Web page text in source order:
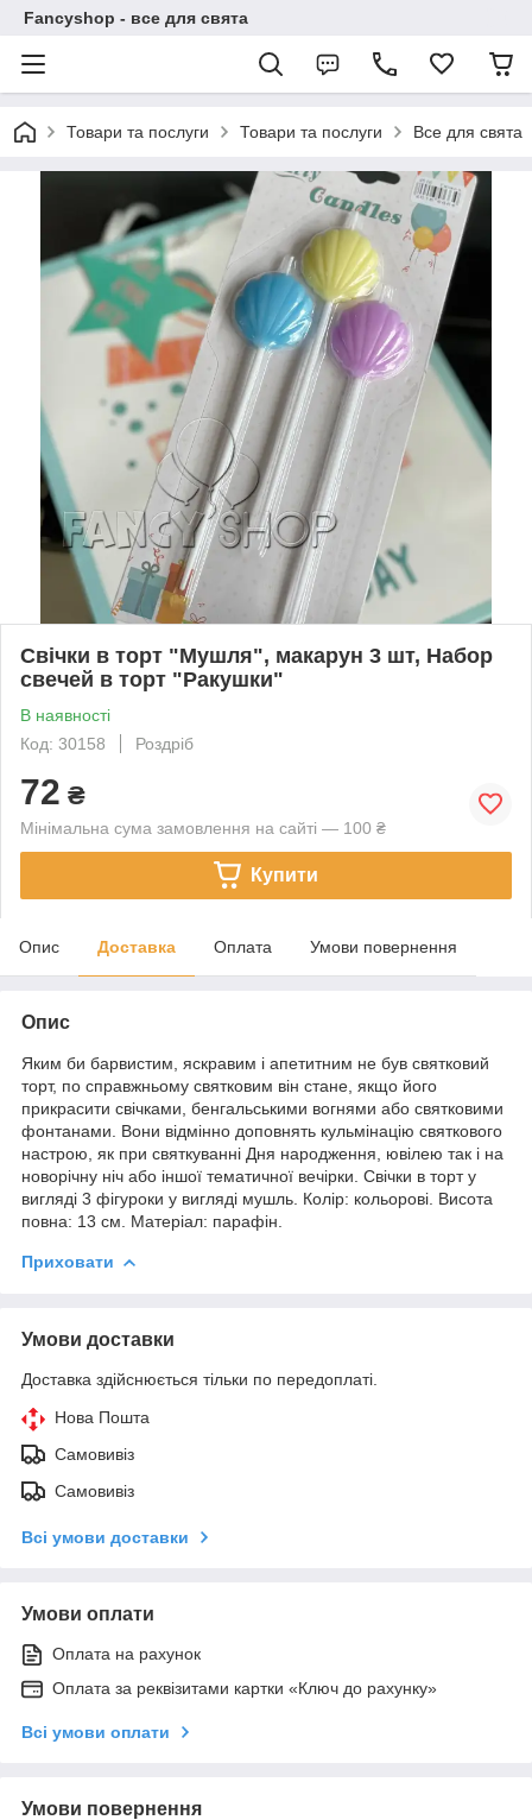
Fancyshop - все для свята
Товари та послуги Товари та послуги Все для свята
Свічки в торт "Мушля", макарун 3 шт, Набор
свечей в торт "Ракушки"
В наявності
Код: 30158
Роздріб
72 ₴
Мінімальна сума замовлення на сайті — 100 ₴
Купити
Опис Доставка Оплата Умови повернення
Опис
Яким би барвистим, яскравим і апетитним не був святковий
торт, по справжньому святковим він стане, якщо його
прикрасити свічками, бенгальськими вогнями або святковими
фонтанами. Вони відмінно доповнять кульмінацію святкового
настрою, як при святкуванні Дня народження, ювілею так і на
новорічну ніч або іншої тематичної вечірки. Свічки в торт у
вигляді 3 фігуроки у вигляді мушль. Колір: кольорові. Висота
повна: 13 см. Матеріал: парафін.
Приховати
Умови доставки
Доставка здійснюється тільки по передоплаті.
Нова Пошта
Самовивіз
Самовивіз
Всі умови доставки
Умови оплати
Оплата на рахунок
Оплата за реквізитами картки «Ключ до рахунку»
Всі умови оплати
Умови повернення